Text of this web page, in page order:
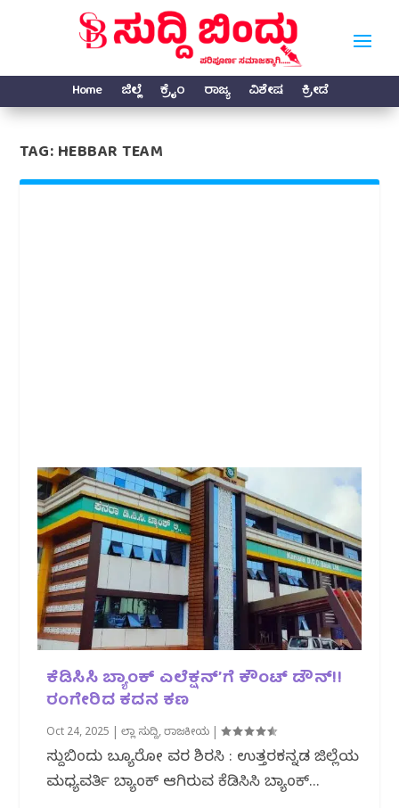
Home ಜಿಲ್ಲೆ ಕ್ರೈಂ ರಾಜ್ಯ ವಿಶೇಷ ಕ್ರೀಡೆ
TAG:HEBBAR TEAM
ಕೆಡಿಸಿಸಿ ಬ್ಯಾಂಕ್ ಎಲೆಕ್ಷನ್’ಗೆ ಕೌಂಟ್ ಡೌನ್!!
ರಂಗೇರಿದ ಕದನ ಕಣ
Oct 24, 2025 |ಜಿಲ್ಲಾ ಸುದ್ದಿ,ರಾಜಕೀಯ |
ಸುದ್ದಿಬಿಂದು ಬ್ಯೂರೋ ವರದಿ ಶಿರಸಿ : ಉತ್ತರಕನ್ನಡ ಜಿಲ್ಲೆಯ
ಮಧ್ಯವರ್ತಿ ಬ್ಯಾಂಕ್ ಆಗಿರುವ ಕೆಡಿಸಿಸಿ ಬ್ಯಾಂಕ್...